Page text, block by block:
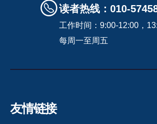
读者热线：010-
工作时间：9:00-12:00，
每周一至周五
友情链接